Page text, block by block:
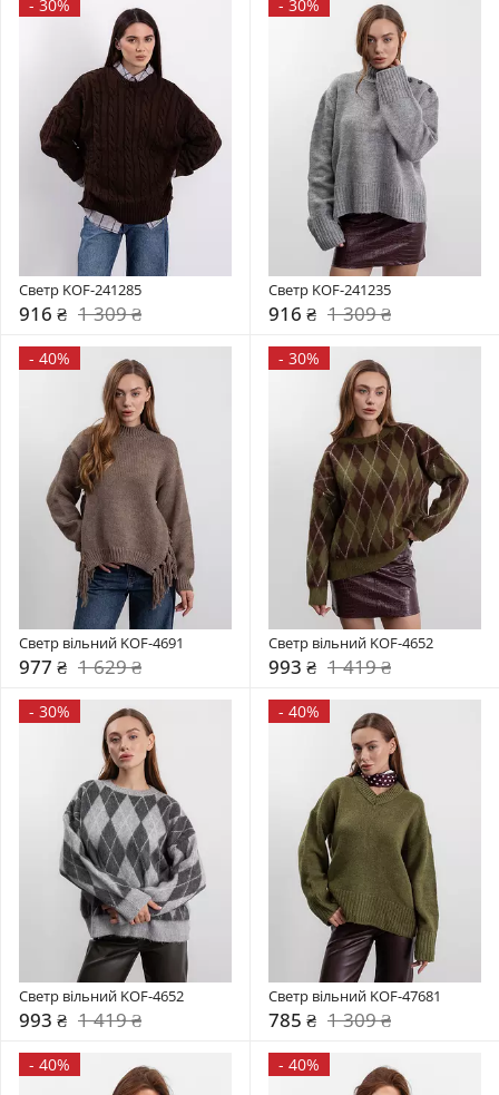
- 30%
Светр KOF-241285
916 ₴ 1 309 ₴
- 30%
Светр KOF-241235
916 ₴ 1 309 ₴
- 40%
Светр вільний KOF-4691
977 ₴ 1 629 ₴
- 30%
Светр вільний KOF-4652
993 ₴ 1 419 ₴
- 30%
Светр вільний KOF-4652
993 ₴ 1 419 ₴
- 40%
Светр вільний KOF-47681
785 ₴ 1 309 ₴
- 40% - 40%